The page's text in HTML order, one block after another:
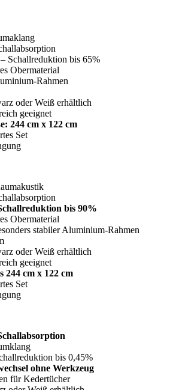
Schallreduktion bis 65%
Obermaterial
Rahmen
oder Weiß erhältlich
geeignet
244 cm x 122 cm
Set
bis 90%
Obermaterial
stabiler Aluminium-Rahmen
oder Weiß erhältlich
geeignet
244 cm x 122 cm
Set
bis 0,45%
ohne Werkzeug
für Kedertücher